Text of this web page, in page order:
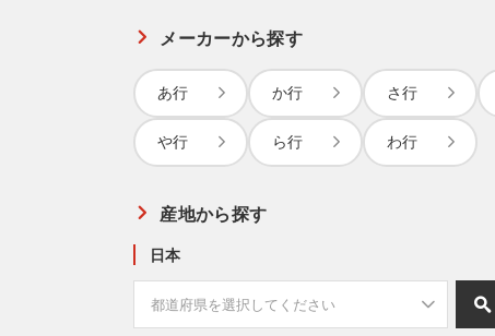
メーカーから探す
あ行 か行 さ行
や行 ら行 わ行
産地から探す
日本